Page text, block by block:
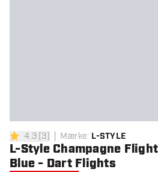
4.3 bedømmelsesstjerner
4.3[3] Mærke: L-STYLE
L-Style Champagne
Blue - Dart Flights